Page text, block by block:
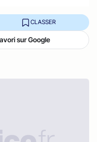
CLASSER
sur Google